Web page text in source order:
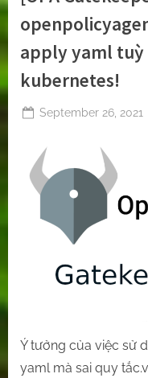
ra
suy
nghĩ
istio
có
chạy
được
ko?”
apply yaml tuỳ
kubernetes!
Posted
September 26, 2021
Ý tưởng của việc sử
yaml mà sai quy